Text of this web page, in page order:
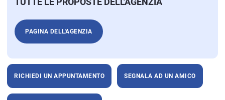
PAGINA DELL'AGENZIA
RICHIEDI UN APPUNTAMENTO SEGNALA AD UN AMICO